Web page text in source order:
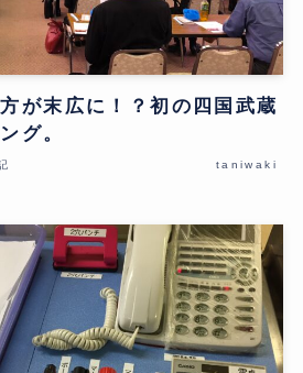
が末広に！？初の四国武蔵
グ。
taniwaki